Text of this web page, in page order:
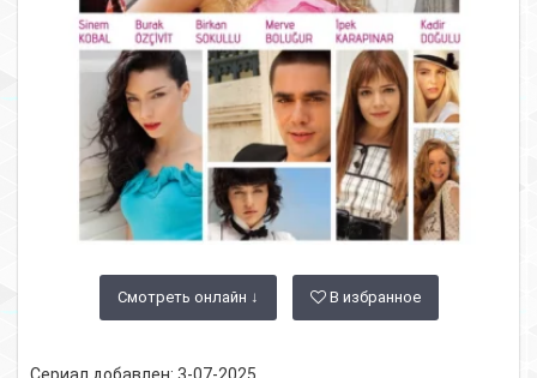
Смотреть онлайн ↓ В избранное
Сериал добавлен: 3-07-2025